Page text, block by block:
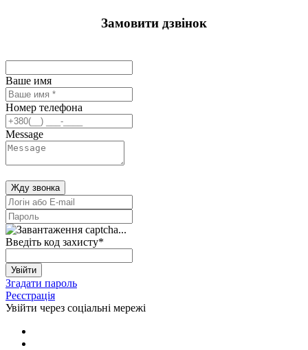
Замовити дзвінок
Ваше имя
Номер телефона
Message
Жду звонка
Введіть код захисту*
Увійти
Згадати пароль
Реєстрація
Увійти через соціальні мережі